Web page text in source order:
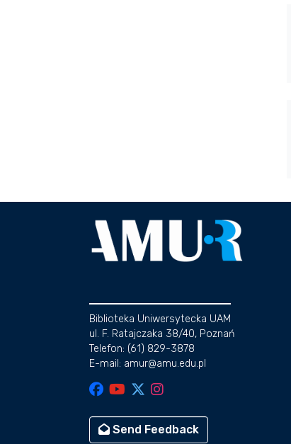
Biblioteka Uniwersytecka UAM
ul. F. Ratajczaka 38/40, Poznań
Telefon: (61) 829-3878
E-mail: amur@amu.edu.pl
Send Feedback